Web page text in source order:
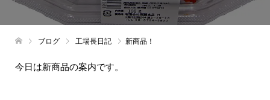
ブログ 工場長日記 新商品！
今日は新商品の案内です。